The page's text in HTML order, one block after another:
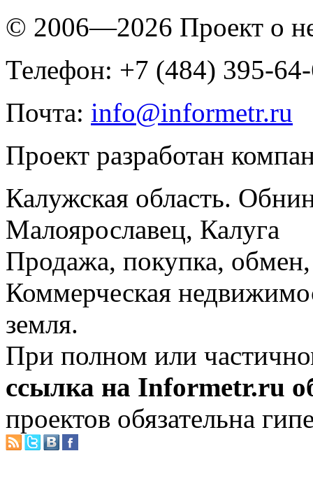
© 2006—2026 Проект о
Телефон: +7 (484) 395-
Почта: info@informetr.ru
Проект разработан
Калужская область.
Малоярославец, Калуга
Продажа, покупка, обмен,
Коммерческая
земля.
При полном или
ссылка на Informetr.ru
проектов обязательна